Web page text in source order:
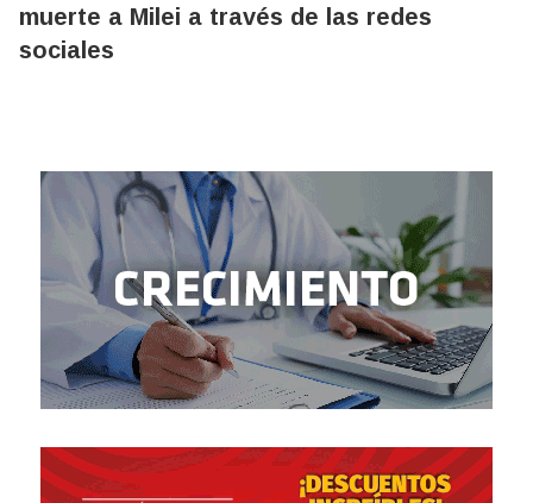
muerte a Milei a través de las redes
sociales